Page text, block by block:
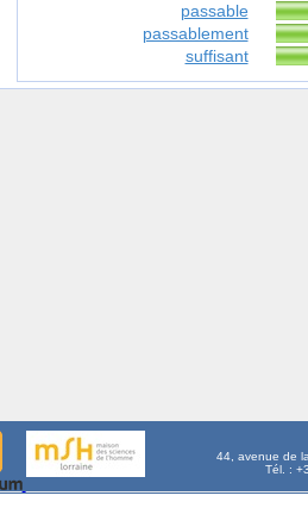
passable
passablement
suffisant
44, avenue de
Tél. :